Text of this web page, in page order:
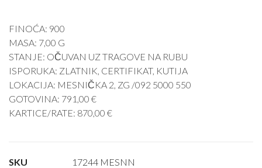
FINOĆA: 900
MASA: 7,00 G
STANJE: OČUVAN UZ TRAGOVE NA RUBU
ISPORUKA: ZLATNIK, CERTIFIKAT, KUTIJA
LOKACIJA: MESNIČKA 2, ZG /092 5000 550
GOTOVINA: 791,00 €
KARTICE/RATE: 870,00 €
SKU
17244 MESNN